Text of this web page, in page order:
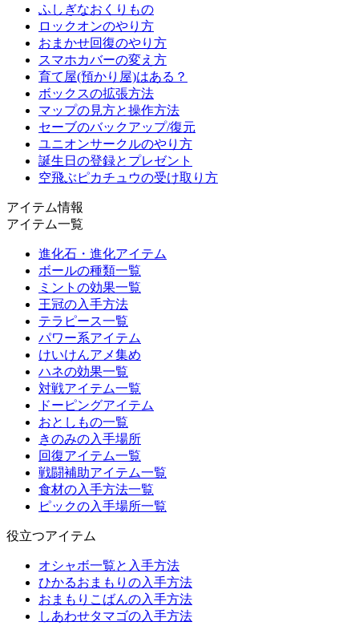
ふしぎなおくりもの
ロックオンのやり方
おまかせ回復のやり方
スマホカバーの変え方
育て屋(預かり屋)はある？
ボックスの拡張方法
マップの見方と操作方法
セーブのバックアップ/復元
ユニオンサークルのやり方
誕生日の登録とプレゼント
空飛ぶピカチュウの受け取り方
アイテム情報
アイテム一覧
進化石・進化アイテム
ボールの種類一覧
ミントの効果一覧
王冠の入手方法
テラピース一覧
パワー系アイテム
けいけんアメ集め
ハネの効果一覧
対戦アイテム一覧
ドーピングアイテム
おとしもの一覧
きのみの入手場所
回復アイテム一覧
戦闘補助アイテム一覧
食材の入手方法一覧
ピックの入手場所一覧
役立つアイテム
オシャボ一覧と入手方法
ひかるおまもりの入手方法
おまもりこばんの入手方法
しあわせタマゴの入手方法